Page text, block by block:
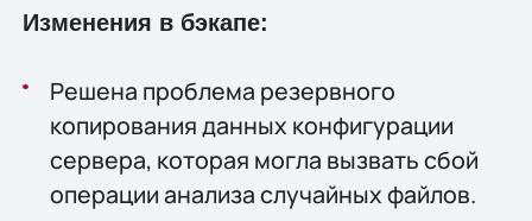
Изменения в бэкапе:
Решена проблема резервного
копирования данных конфигурации
сервера, которая могла вызвать сбой
операции анализа случайных файлов.